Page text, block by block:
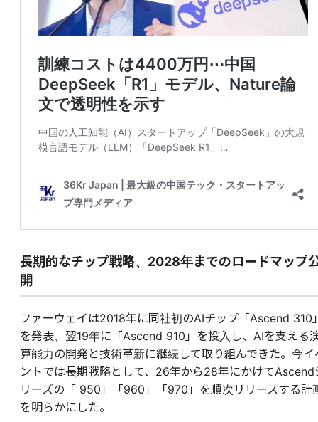
長期的なチップ戦略、2028年までのロードマップ
開
ファーウェイは2018年に同社初のAIチップ「Ascend 310
を発表、翌19年に「Ascend 910」を投入し、AIを支える
算能力の開発と技術革新に継続して取り組んできた。今イ
ントでは長期戦略として、26年から28年にかけてAscend
リーズの「 950」「960」「970」を順次リリースする計
を明らかにした。